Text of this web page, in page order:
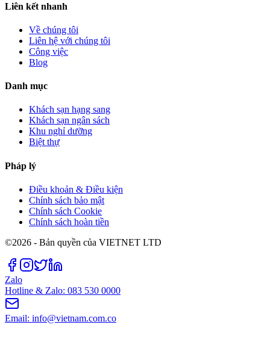
Liên kết nhanh
Về chúng tôi
Liên hệ với chúng tôi
Công việc
Blog
Danh mục
Khách sạn hạng sang
Khách sạn ngân sách
Khu nghỉ dưỡng
Biệt thự
Pháp lý
Điều khoản & Điều kiện
Chính sách bảo mật
Chính sách Cookie
Chính sách hoàn tiền
©2026 - Bản quyền của VIETNET LTD
Zalo
Hotline & Zalo: 083 530 0000
Email: info@vietnam.com.co